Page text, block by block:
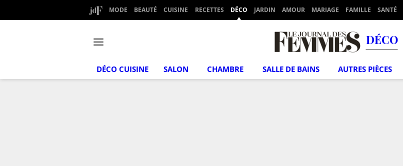
MODE BEAUTÉ CUISINE RECETTES DÉCO JARDIN AMOUR MARIAGE FAMILLE SANTÉ
DÉCO
DÉCO CUISINE SALON CHAMBRE SALLE DE BAINS AUTRES PIÈCES